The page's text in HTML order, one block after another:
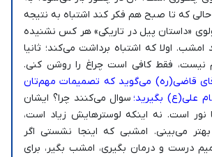
حالی که تا صبح هم فکر کند اشتباه به نتیجه
«داستان پیل در تاریکی» هر کس نشنیده
اولا که اشتباه برداشت می‌کند؛ ثانیا
نیست، فقط کافی است چراغ را روشن کنی.
قاضی(ره) می‌گوید که تصمیمات مهم‌تان
علی(ع) بگیرید؛ سوال می‌کنند چرا؟ ایشان
است. نه اینکه لوسترهایش زیاد است،
می‌بینی. امشبی که اینجا نشستی اگر
درست و درمان بگیری، امشب بگیر، برای